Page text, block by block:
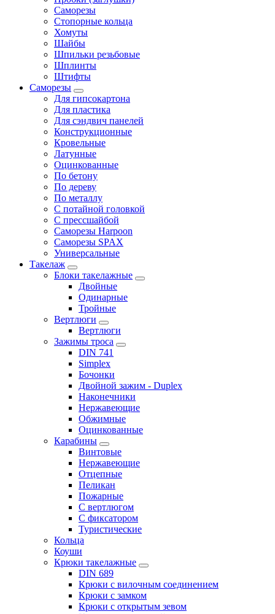
Саморезы
Стопорные кольца
Хомуты
Шайбы
Шпильки резьбовые
Шплинты
Штифты
Саморезы
Для гипсокартона
Для пластика
Для сэндвич панелей
Конструкционные
Кровельные
Латунные
Оцинкованные
По бетону
По дереву
По металлу
С потайной головкой
С прессшайбой
Саморезы Harpoon
Саморезы SPAX
Универсальные
Такелаж
Блоки такелажные
Двойные
Одинарные
Тройные
Вертлюги
Вертлюги
Зажимы троса
DIN 741
Simplex
Бочонки
Двойной зажим - Duplex
Наконечники
Нержавеющие
Обжимные
Оцинкованные
Карабины
Винтовые
Нержавеющие
Отцепные
Пеликан
Пожарные
С вертлюгом
С фиксатором
Туристические
Кольца
Коуши
Крюки такелажные
DIN 689
Крюки с вилочным соединением
Крюки с замком
Крюки с открытым зевом